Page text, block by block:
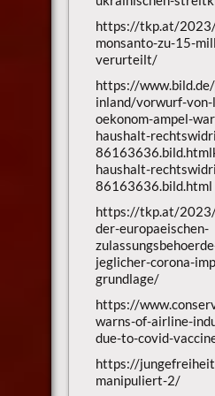
https://tkp.at/
monsanto-zu-15-
verurteilt/
https://
inland/vorwurf-
oekonom-ampel-
haushalt-
haushalt-
86163636.bild.html
https://tkp.at/
der-europaeischen-
jeglicher-corona-
grundlage/
https://
warns-of-airline-
due-to-covid-
https://
manipuliert-2/